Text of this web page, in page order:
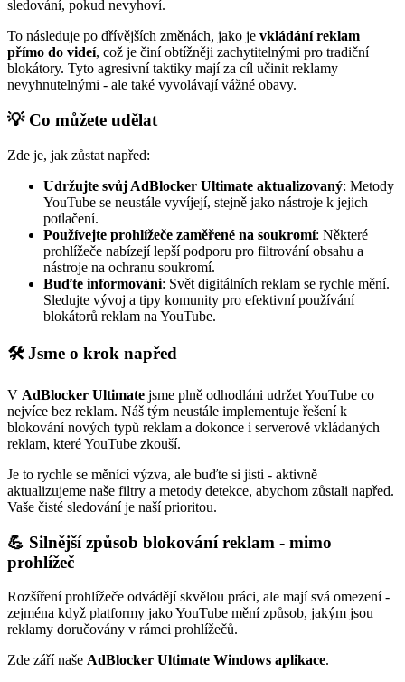
sledování, pokud nevyhoví.
To následuje po dřívějších změnách, jako je vkládání reklam
přímo do videí, což je činí obtížněji zachytitelnými pro tradiční
blokátory. Tyto agresivní taktiky mají za cíl učinit reklamy
nevyhnutelnými - ale také vyvolávají vážné obavy.
💡 Co můžete udělat
Zde je, jak zůstat napřed:
Udržujte svůj AdBlocker Ultimate aktualizovaný: Metody
YouTube se neustále vyvíjejí, stejně jako nástroje k jejich
potlačení.
Používejte prohlížeče zaměřené na soukromí: Některé
prohlížeče nabízejí lepší podporu pro filtrování obsahu a
nástroje na ochranu soukromí.
Buďte informováni: Svět digitálních reklam se rychle mění.
Sledujte vývoj a tipy komunity pro efektivní používání
blokátorů reklam na YouTube.
🛠️ Jsme o krok napřed
V AdBlocker Ultimate jsme plně odhodláni udržet YouTube co
nejvíce bez reklam. Náš tým neustále implementuje řešení k
blokování nových typů reklam a dokonce i serverově vkládaných
reklam, které YouTube zkouší.
Je to rychle se měnící výzva, ale buďte si jisti - aktivně
aktualizujeme naše filtry a metody detekce, abychom zůstali napřed.
Vaše čisté sledování je naší prioritou.
💪 Silnější způsob blokování reklam - mimo
prohlížeč
Rozšíření prohlížeče odvádějí skvělou práci, ale mají svá omezení -
zejména když platformy jako YouTube mění způsob, jakým jsou
reklamy doručovány v rámci prohlížečů.
Zde září naše AdBlocker Ultimate Windows aplikace.